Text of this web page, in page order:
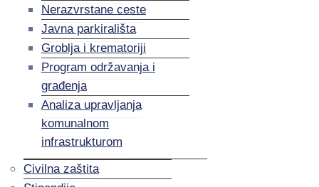
Nerazvrstane ceste
Javna parkirališta
Groblja i krematoriji
Program održavanja i
građenja
Analiza upravljanja
komunalnom
infrastrukturom
Civilna zaštita